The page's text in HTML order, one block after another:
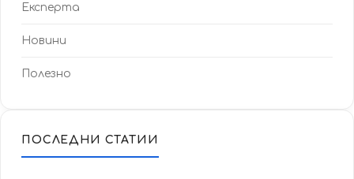
Експерта
Новини
Полезно
ПОСЛЕДНИ СТАТИИ